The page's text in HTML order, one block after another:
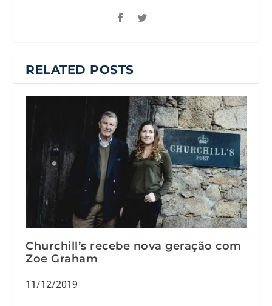
RELATED POSTS
Churchill’s recebe nova geração com
Zoe Graham
11/12/2019